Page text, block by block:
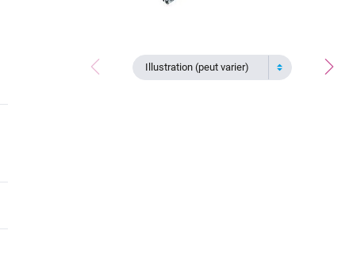
Illustration (peut varier)